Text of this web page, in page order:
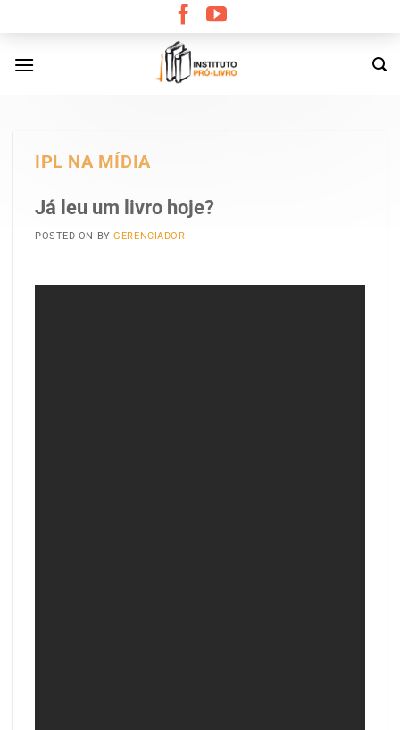
content
IPL NA MÍDIA
Já leu um livro hoje?
POSTED ON BYGERENCIADOR